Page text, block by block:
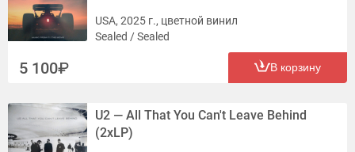
USA, 2025 г., цветной винил
Sealed / Sealed
5 100 В корзину
U2 — All That You Can't Leave Behind
(2xLP)